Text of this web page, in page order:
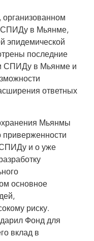
СПИДу в Мьянме,
эпидемической
последние
СПИДу в Мьянме и
ответных
Мьянмы
СПИДу и о уже
основное
риску.
Фонд для
вклад в